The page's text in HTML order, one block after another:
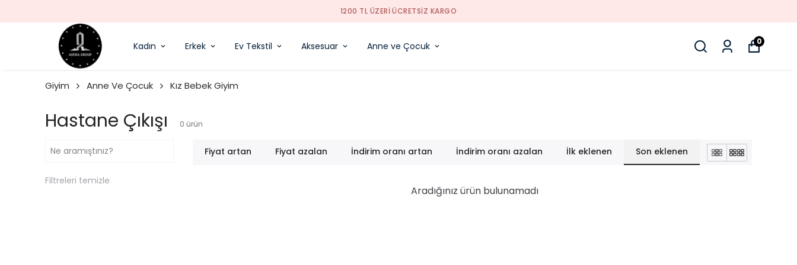
1200 TL ÜZERI ÜCRETSIZ KARGO
Kadın Erkek Ev Tekstil Aksesuar Anne ve Çocuk 0
Giyim Anne Ve Çocuk Kız Bebek Giyim
Hastane Çıkışı 0 ürün
Fiyat artan Fiyat azalan İndirim oranı artan İndirim oranı azalan İlk eklenen Son eklenen
Filtreleri temizle
Aradığınız ürün bulunamadı